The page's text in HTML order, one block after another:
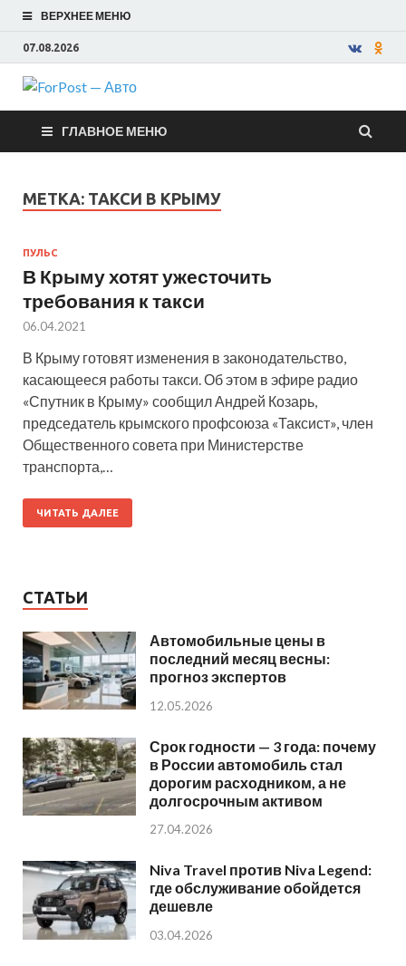
ВЕРХНЕЕ МЕНЮ
07.08.2026
ForPost —
Авто
ГЛАВНОЕ МЕНЮ
МЕТКА: ТАКСИ В КРЫМУ
ПУЛЬС
В Крыму хотят ужесточить
требования к такси
06.04.2021
В Крыму готовят изменения в законодательство,
касающееся работы такси. Об этом в эфире радио
«Спутник в Крыму» сообщил Андрей Козарь,
председатель крымского профсоюза «Таксист», член
Общественного совета при Министерстве
транспорта,…
ЧИТАТЬ ДАЛЕЕ
СТАТЬИ
Автомобильные цены в
последний месяц весны:
прогноз экспертов
12.05.2026
Срок годности — 3 года: почему
в России автомобиль стал
дорогим расходником, а не
долгосрочным активом
27.04.2026
Niva Travel против Niva Legend:
где обслуживание обойдется
дешевле
03.04.2026